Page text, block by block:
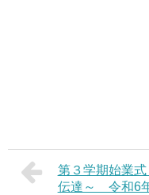
第３学期始業
伝達～ 令和6